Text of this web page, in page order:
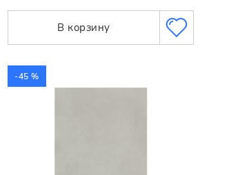
В корзину
-45 %